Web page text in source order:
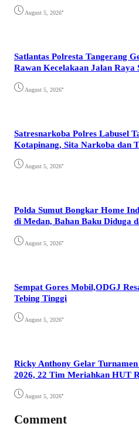
August 5, 2026•
Satlantas Polresta Tangerang
Rawan Kecelakaan Jalan Raya
August 5, 2026•
Satresnarkoba Polres Labusel
Kotapinang, Sita Narkoba dan
August 5, 2026•
Polda Sumut Bongkar Home
di Medan, Bahan Baku Diduga
August 5, 2026•
Sempat Gores Mobil,ODGJ
Tebing Tinggi
August 5, 2026•
Ricky Anthony Gelar
2026, 22 Tim Meriahkan HUT
August 5, 2026•
Comment